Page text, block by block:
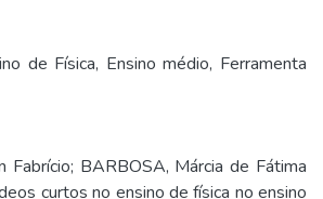
de Física, Ensino médio, Ferramenta
Fabrício; BARBOSA, Márcia de Fátima
curtos no ensino de física no ensino